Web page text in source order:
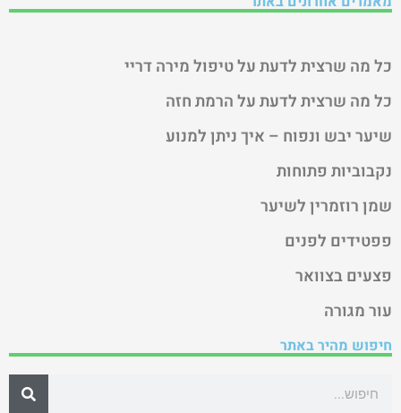
כל מה שרצית לדעת על טיפול מירה דריי
כל מה שרצית לדעת על הרמת חזה
שיער יבש ונפוח – איך ניתן למנוע
נקבוביות פתוחות
שמן רוזמרין לשיער
פפטידים לפנים
פצעים בצוואר
עור מגורה
חיפוש מהיר באתר